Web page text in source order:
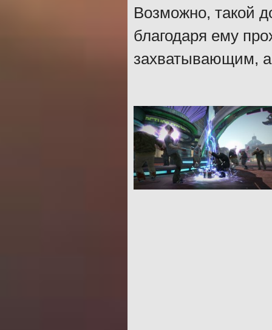
Возможно, такой
благодаря ему
захватывающим, а